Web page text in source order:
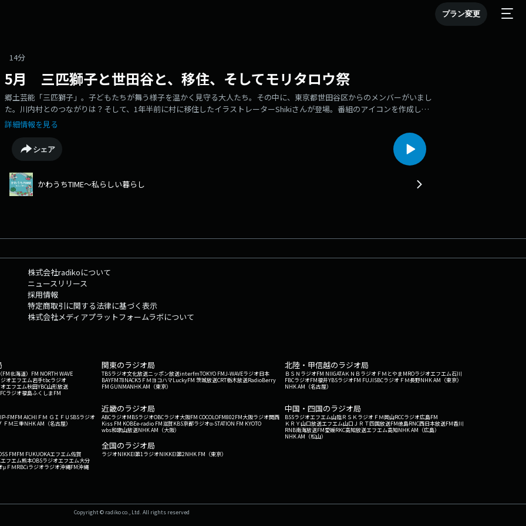
プラン変更
14分
5月 三匹獅子と世田谷と、移住、そしてモリタロウ祭
郷土芸能「三匹獅子」。子どもたちが舞う様子を温かく見守る大人たち。その中に、東京都世田谷区からのメンバーがいまし
た。川内村とのつながりは？そして、1年半前に村に移住したイラストレーターShikiさんが登場。番組のアイコンを作成して
いただきました。さらに、5月31日（日）のかえるかわうちモリタロウ祭について、ザベちゃんにインタビューしました！
詳細情報を見る
シェア
かわうちTIME～私らしい暮らし
株式会社radikoについて
ニュースリリース
採用情報
特定商取引に関する法律に基づく表示
株式会社メディアプラットフォームラボについて
北海道） FM NORTH WAVE
オエフエム岩手tbcラジオ
エフエム秋田YBC山形放送
ラジオ福島ふくしまFM
関東のラジオ局
TBSラジオ文化放送ニッポン放送interfmTOKYO FMJ-WAVEラジオ日本
BAYFM78NACK5 ＦＭヨコハマLuckyFM 茨城放送CRT栃木放送RadioBerry
FM GUNMANHK AM（東京）
北陸・甲信越のラジオ局
ＢＳＮラジオFM NIIGATAＫＮＢラジオ ＦＭとやまMROラジオエフエム石川
FBCラジオFM福井YBSラジオFM FUJISBCラジオ ＦＭ長野NHK AM（東京）
NHK AM（名古屋）
FMFM AICHI ＦＭ ＧＩＦＵ SBSラジオ
ＦＭ三重NHK AM（名古屋）
近畿のラジオ局
ABCラジオMBSラジオOBCラジオ大阪FM COCOLOFM802FM大阪ラジオ関西
Kiss FM KOBEe-radio FM滋賀KBS京都ラジオα-STATION FM KYOTO
wbs和歌山放送NHK AM（大阪）
中国・四国のラジオ局
BSSラジオエフエム山陰ＲＳＫラジオ ＦＭ岡山RCCラジオ広島FM
ＫＲＹ山口放送エフエム山口 ＪＲＴ四国放送FM徳島RNC西日本放送FM香川
RNB南海放送FM愛媛RKC高知放送エフエム高知NHK AM（広島）
NHK AM（松山）
FMFM FUKUOKAエフエム佐賀
フエム熊本OBSラジオエフエム大分
μＦＭRBCiラジオラジオ沖縄FM沖縄
全国のラジオ局
ラジオNIKKEI第1ラジオNIKKEI第2NHK FM（東京）
Copyright © radiko co., Ltd. All rights reserved